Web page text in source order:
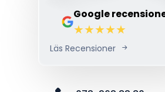
Google recensioner